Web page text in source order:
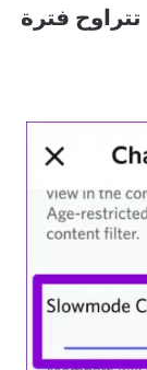
تتراوح فترة